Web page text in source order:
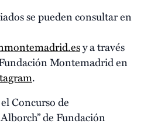
se pueden consultar en
y a través
Montemadrid en
.
Concurso de
de Fundación